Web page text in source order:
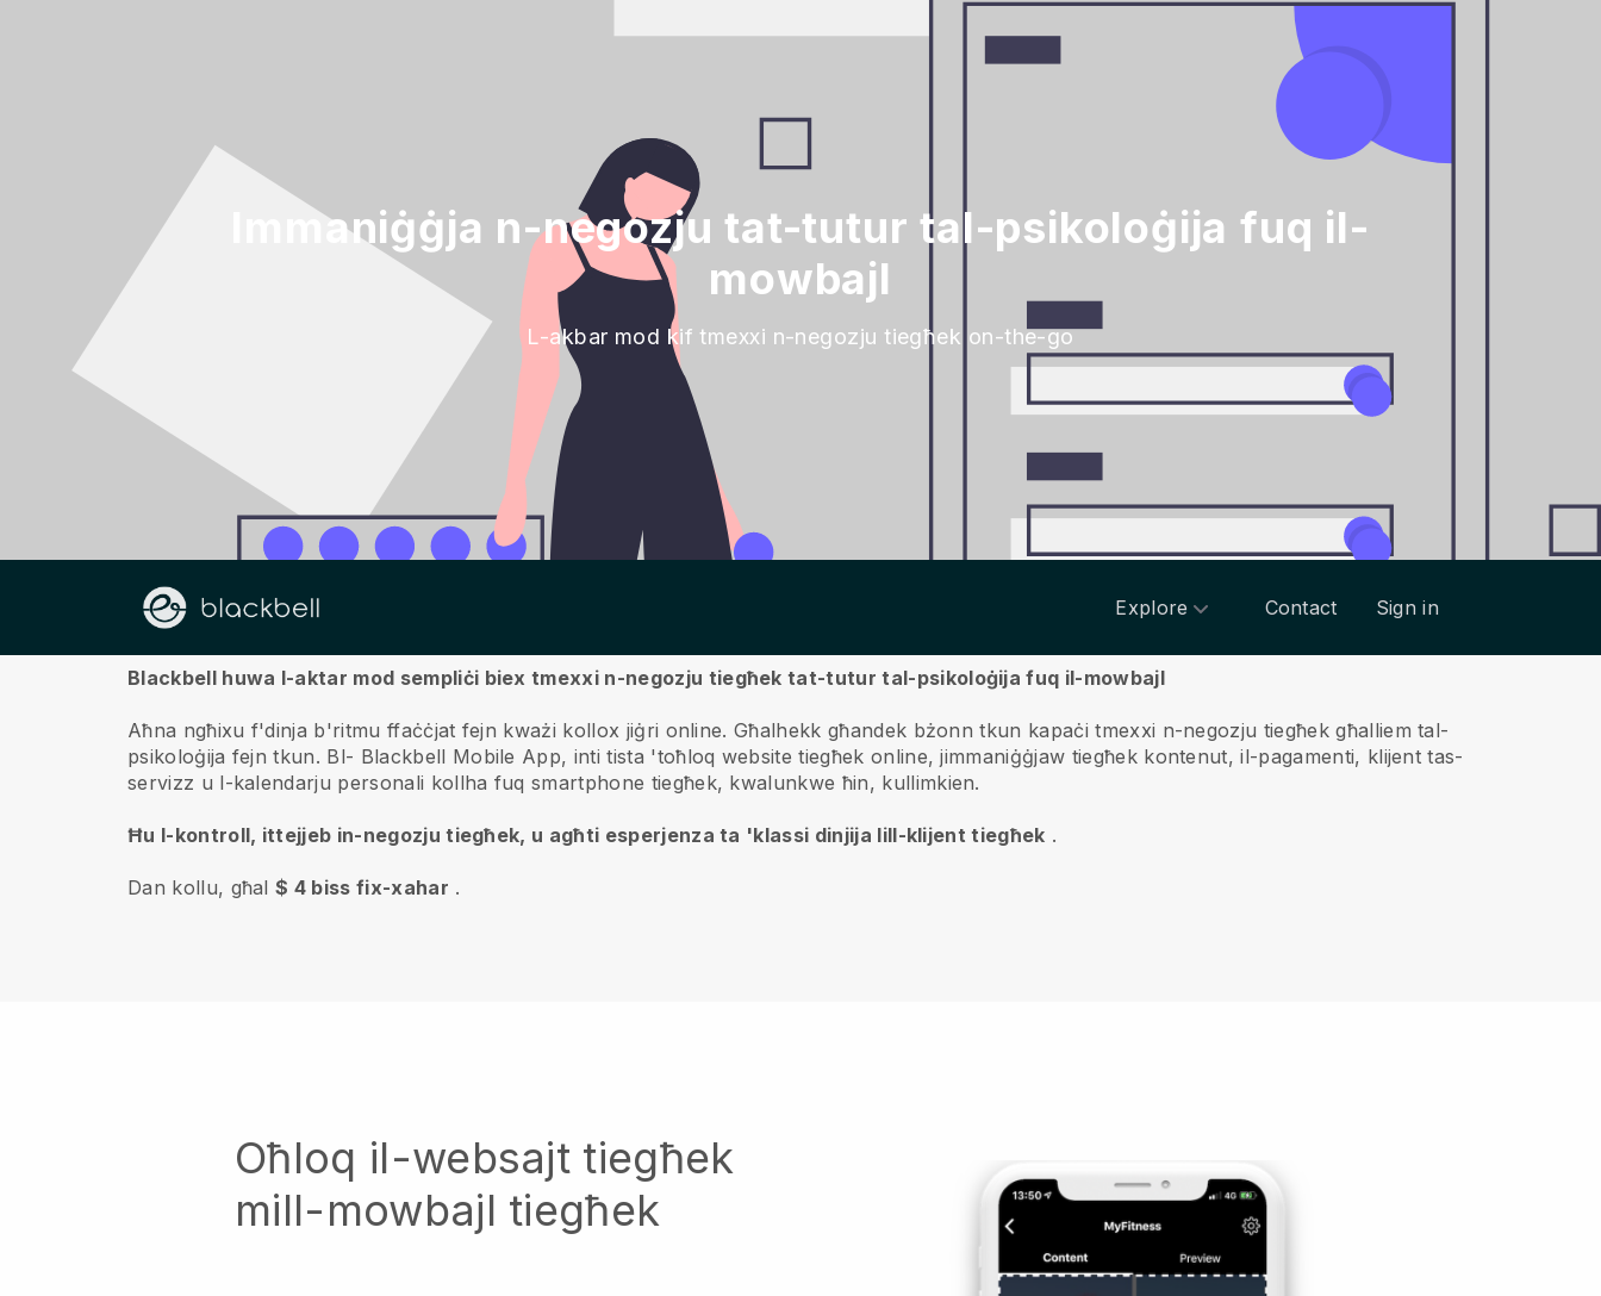
Immaniġġja n-negozju tat-tutur tal-psikoloġija fuq il-
mowbajl
L-akbar mod kif tmexxi n-negozju tiegħek on-the-go
Explore Contact Sign in
Fuqna
Blackbell huwa l-aktar mod sempliċi biex tmexxi n-negozju tiegħek tat-tutur tal-psikoloġija fuq il-mowbajl
Aħna ngħixu f'dinja b'ritmu ffaċċjat fejn kważi kollox jiġri online.Għalhekk għandek bżonn tkun kapaċi tmexxi n-negozju tiegħek għalliem tal-
psikoloġija fejn tkun. Bl- Blackbell Mobile App, inti tista 'toħloq website tiegħek online, jimmaniġġjaw tiegħek kontenut, il-pagamenti, klijent tas-
servizz u l-kalendarju personali kollha fuq smartphone tiegħek, kwalunkwe ħin, kullimkien.
Ħu l-kontroll, ittejjeb in-negozju tiegħek, u agħti esperjenza ta 'klassi dinjija lill-klijent tiegħek .
Dan kollu, għal$ 4 biss fix-xahar .
Oħloq il-websajt tiegħek
mill-mowbajl tiegħek